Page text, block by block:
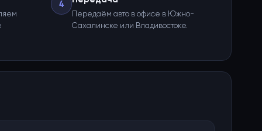
4
Передаём авто в офисе в Южно-
Сахалинске или Владивостоке.